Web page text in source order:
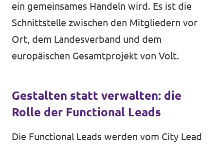
ein gemeinsames Handeln wird. Es ist die
Schnittstelle zwischen den Mitgliedern vor
Ort, dem Landesverband und dem
europäischen Gesamtprojekt von Volt.
Gestalten statt verwalten: die
Rolle der Functional Leads
Die Functional Leads werden vom City Lead